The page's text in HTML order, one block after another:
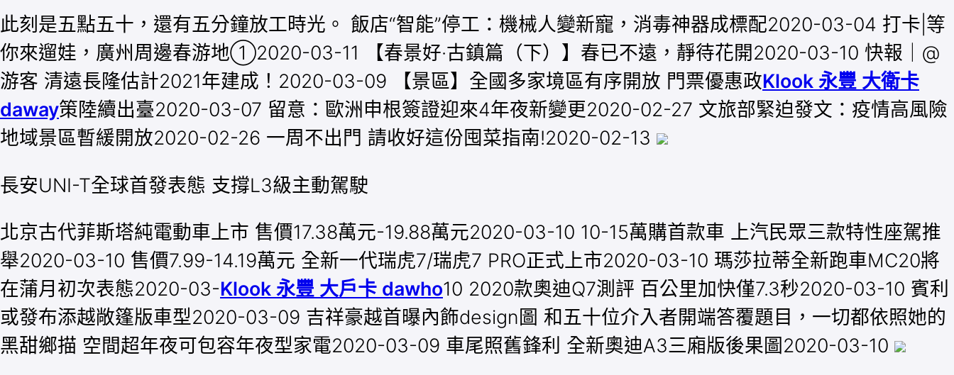
此刻是五點五十，還有五分鐘放工時光。 飯店“智能”停工：機械人變新寵，消毒神器成標配2020-03-04 打卡|等
你來遛娃，廣州周邊春游地①2020-03-11 【春景好·古鎮篇（下）】春已不遠，靜待花開2020-03-10 快報｜@
游客 清遠長隆估計2021年建成！2020-03-09 【景區】全國多家境區有序開放 門票優惠政Klook 永豐 大衛卡
daway策陸續出臺2020-03-07 留意：歐洲申根簽證迎來4年夜新變更2020-02-27 文旅部緊迫發文：疫情高風險
地域景區暫緩開放2020-02-26 一周不出門 請收好這份囤菜指南!2020-02-13
​長安UNI-T全球首發表態 支撐L3級主動駕駛
北京古代菲斯塔純電動車上市 售價17.38萬元-19.88萬元2020-03-10 ​10-15萬購首款車 上汽民眾三款特性座駕推
舉2020-03-10 ​售價7.99-14.19萬元 全新一代瑞虎7/瑞虎7 PRO正式上市2020-03-10 瑪莎拉蒂全新跑車MC20將
在蒲月初次表態2020-03-Klook 永豐 大戶卡 dawho10 2020款奧迪Q7測評 百公里加快僅7.3秒2020-03-10 賓利
或發布添越敞篷版車型2020-03-09 吉祥豪越首曝內飾design圖 和五十位介入者開端答覆題目，一切都依照她的
黑甜鄉描 空間超年夜可包容年夜型家電2020-03-09 車尾照舊鋒利 全新奧迪A3三廂版後果圖2020-03-10